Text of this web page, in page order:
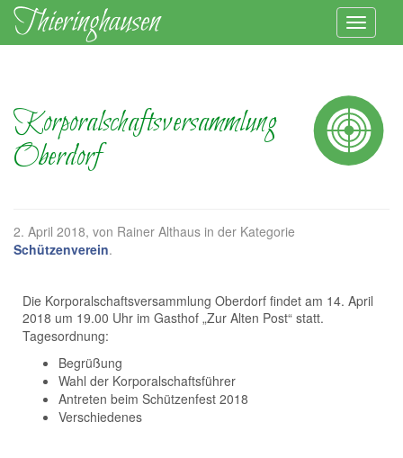
Korporalschaftsversammlung
Oberdorf
2. April 2018, von Rainer Althaus in der Kategorie
Schützenverein.
Die Korporalschaftsversammlung Oberdorf findet am 14. April
2018 um 19.00 Uhr im Gasthof „Zur Alten Post“ statt.
Tagesordnung:
Begrüßung
Wahl der Korporalschaftsführer
Antreten beim Schützenfest 2018
Verschiedenes